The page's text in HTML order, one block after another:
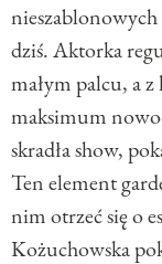
dziś. Aktorka
małym palcu, a
maksimum
skradła show,
Ten element
nim otrzeć się o
Kożuchowska